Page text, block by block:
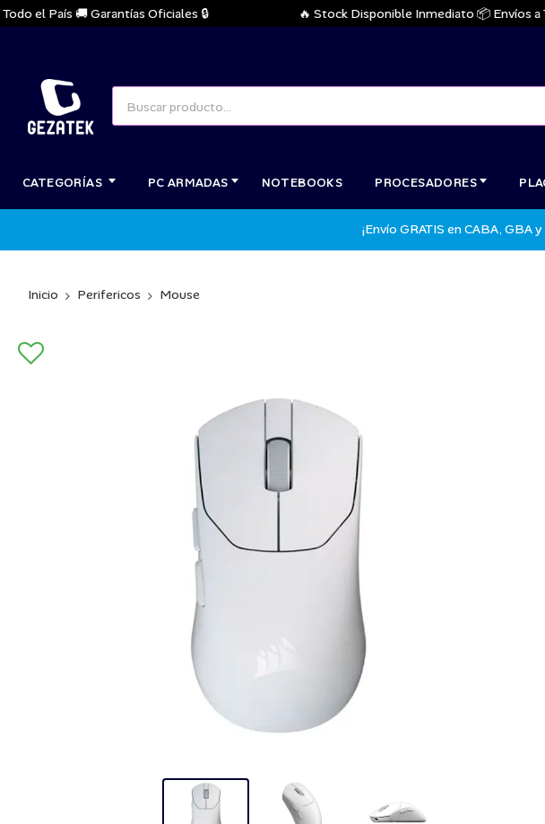
el País 🚚 Garantías Oficiales 🔒 🔥 Stock Disponible Inmediato 📦 Envíos a
CATEGORÍAS PC ARMADAS NOTEBOOKS PROCESADORES
¡Envío GRATIS en CABA,
Inicio Perifericos Mouse